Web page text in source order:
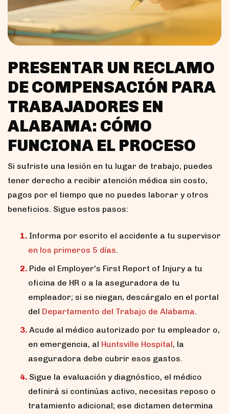
PRESENTAR UN RECLAMO
DE COMPENSACIÓN PARA
TRABAJADORES EN
ALABAMA: CÓMO
FUNCIONA EL PROCESO
Si sufriste una lesión en tu lugar de trabajo, puedes
tener derecho a recibir atención médica sin costo,
pagos por el tiempo que no puedes laborar y otros
beneficios. Sigue estos pasos:
Informa por escrito el accidente a tu supervisor
en los primeros 5 días.
Pide el Employer's First Report of Injury a tu
oficina de HR o a la aseguradora de tu
empleador; si se niegan, descárgalo en el portal
del Departamento del Trabajo de Alabama.
Acude al médico autorizado por tu empleador o,
en emergencia, al Huntsville Hospital, la
aseguradora debe cubrir esos gastos.
Sigue la evaluación y diagnóstico, el médico
definirá si continúas activo, necesitas reposo o
tratamiento adicional; ese dictamen determina